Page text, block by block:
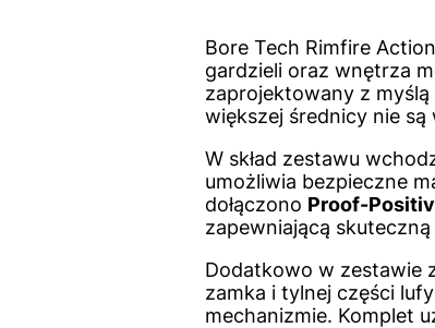
Bore Tech Rimfire
gardzieli oraz wnętrza
zaprojektowany z
większej średnicy nie
W skład zestawu
umożliwia bezpieczne
dołączono Proof-
zapewniającą
Dodatkowo w zestawie
zamka i tylnej części
mechanizmie. Komplet